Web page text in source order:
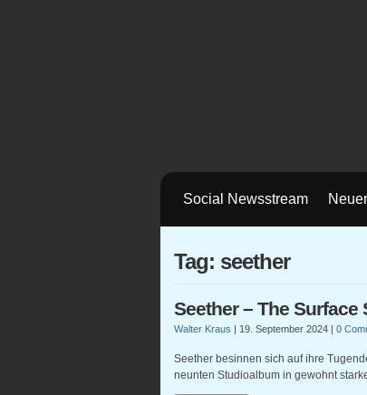
Social Newsstream
Tag: seether
Seether – The Surface
Walter Kraus | 19. September 2024 | 0
Seether besinnen sich auf ihre
neunten Studioalbum in gewohnt